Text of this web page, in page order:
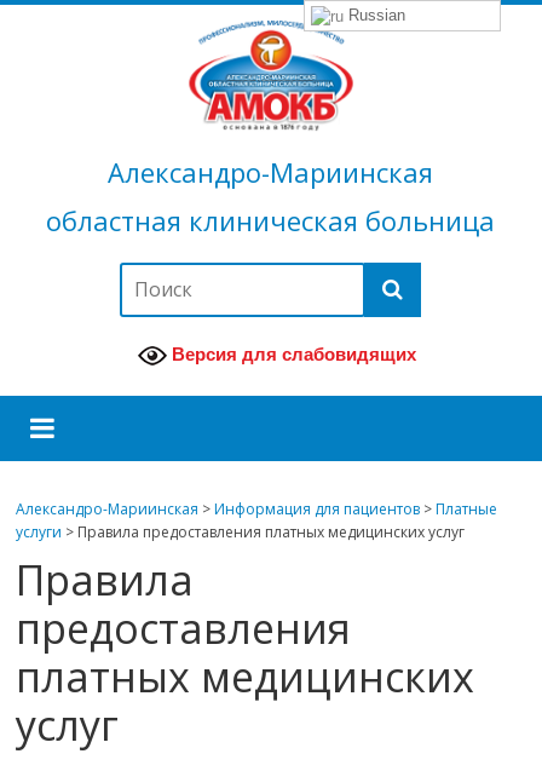
Александро-Мариинская
областная клиническая больница
Версия для слабовидящих
Александро-Мариинская >Информация для пациентов >Платные
услуги > Правила предоставления платных медицинских услуг
Правила
предоставления
платных медицинских
услуг
Russian